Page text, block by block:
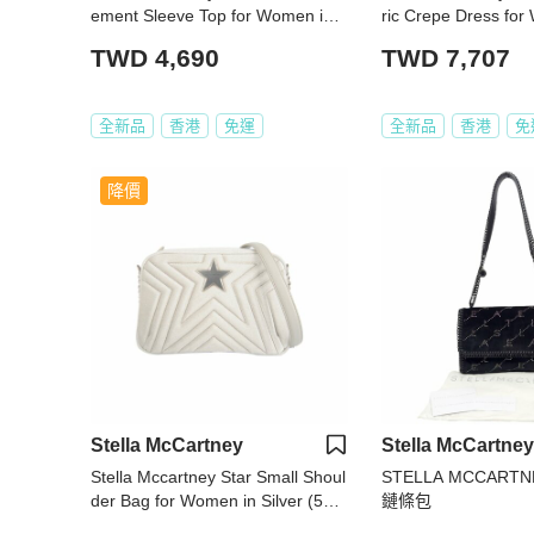
ement Sleeve Top for Women in
TWD 4,690
全新品 香港 免運
ric Crepe Dress for
TWD 7,707
全新品 香港 免
降價
Stella McCartney
Stella Mccartney Star Small Shoul
der Bag for Women in Silver (500
Stella McCartney
STELLA
鏈條包